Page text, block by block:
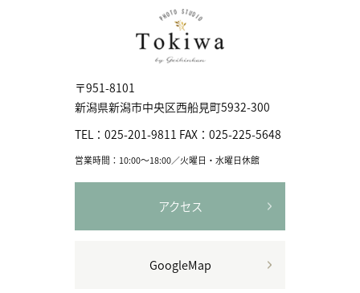
〒951-8101
新潟県新潟市中央区⻄船見町5932-300
TEL： 025-201-9811 FAX： 025-225-5648
営業時間：10:00〜18:00／火曜日・水曜日休館
アクセス
GoogleMap